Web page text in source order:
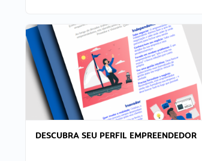
DESCUBRA SEU PERFIL EMPREENDEDOR